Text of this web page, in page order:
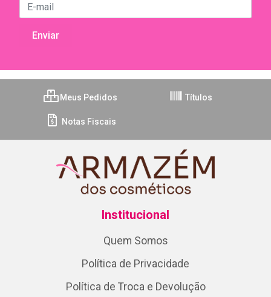
Meus Pedidos Títulos
Notas Fiscais
Institucional
Quem Somos
Política de Privacidade
Política de Troca e Devolução